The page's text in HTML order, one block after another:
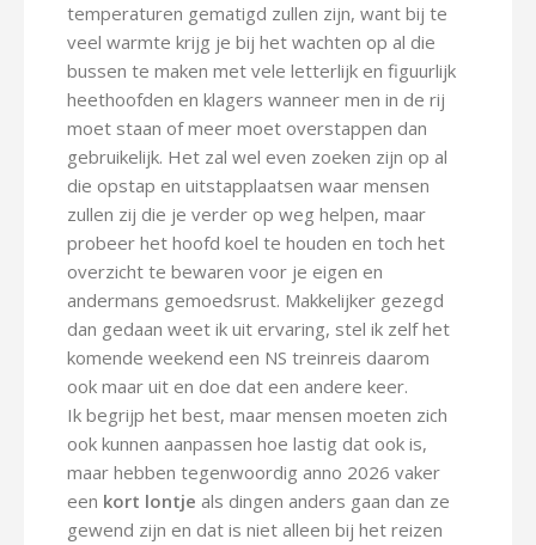
temperaturen gematigd zullen zijn, want bij te
veel warmte krijg je bij het wachten op al die
bussen te maken met vele letterlijk en figuurlijk
heethoofden en klagers wanneer men in de rij
moet staan of meer moet overstappen dan
gebruikelijk. Het zal wel even zoeken zijn op al
die opstap en uitstapplaatsen waar mensen
zullen zij die je verder op weg helpen, maar
probeer het hoofd koel te houden en toch het
overzicht te bewaren voor je eigen en
andermans gemoedsrust. Makkelijker gezegd
dan gedaan weet ik uit ervaring, stel ik zelf het
komende weekend een NS treinreis daarom
ook maar uit en doe dat een andere keer.
Ik begrijp het best, maar mensen moeten zich
ook kunnen aanpassen hoe lastig dat ook is,
maar hebben tegenwoordig anno 2026 vaker
een kort lontje als dingen anders gaan dan ze
gewend zijn en dat is niet alleen bij het reizen